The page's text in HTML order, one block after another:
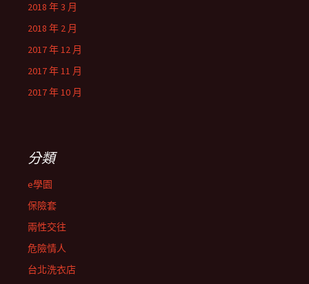
2018 年 3 月
2018 年 2 月
2017 年 12 月
2017 年 11 月
2017 年 10 月
分類
e學園
保險套
兩性交往
危險情人
台北洗衣店